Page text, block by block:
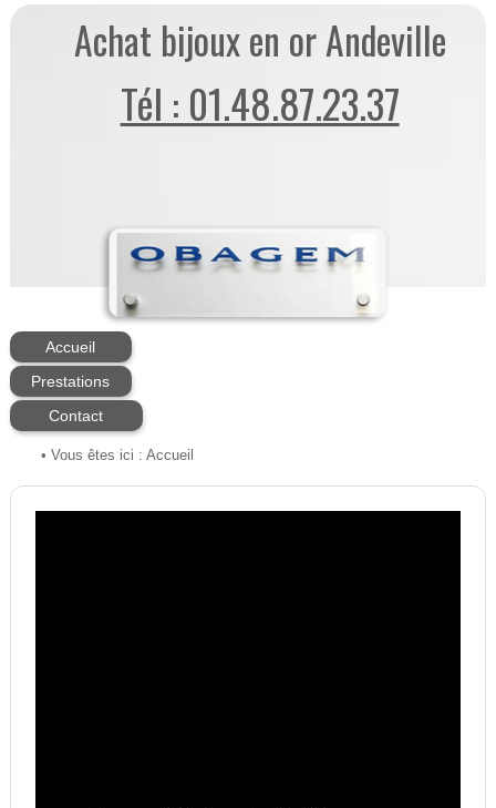
Achat bijoux en or Andeville
Tél : 01.48.87.23.37
Accueil
Prestations
Contact
• Vous êtes ici : Accueil